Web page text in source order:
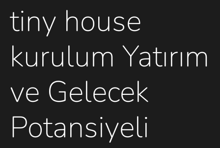
tiny house
kurulum Yatırım
ve Gelecek
Potansiyeli